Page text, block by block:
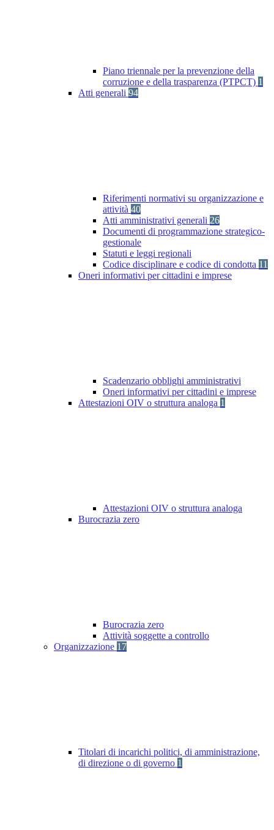
Piano triennale per la prevenzione della
corruzione e della trasparenza (PTPCT) 1
Atti generali 94
Riferimenti normativi su organizzazione e
attività 40
Atti amministrativi generali 26
Documenti di programmazione strategico-
gestionale
Statuti e leggi regionali
Codice disciplinare e codice di condotta 11
Oneri informativi per cittadini e imprese
Scadenzario obblighi amministrativi
Oneri informativi per cittadini e imprese
Attestazioni OIV o struttura analoga 1
Attestazioni OIV o struttura analoga
Burocrazia zero
Burocrazia zero
Attività soggette a controllo
Organizzazione 17
Titolari di incarichi politici, di amministrazione,
di direzione o di governo 1